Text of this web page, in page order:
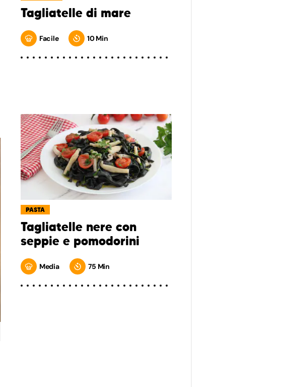
Tagliatelle di mare
Facile 10 Min
PASTA
Tagliatelle nere con
seppie e pomodorini
Media 75 Min